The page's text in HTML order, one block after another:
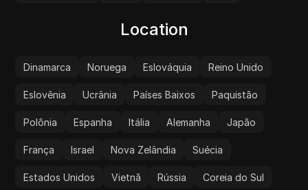
Location
Dinamarca Noruega Eslováquia Reino Unido
Eslovênia Ucrânia Países Baixos Paquistão
Polônia Espanha Itália Alemanha Japão
França Israel Nova Zelândia Suécia
Estados Unidos Vietnã Rússia Coreia do Sul